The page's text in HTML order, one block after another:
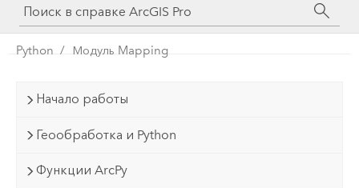
Python Модуль Mapping
Начало работы
Геообработка и Python
Функции ArcPy